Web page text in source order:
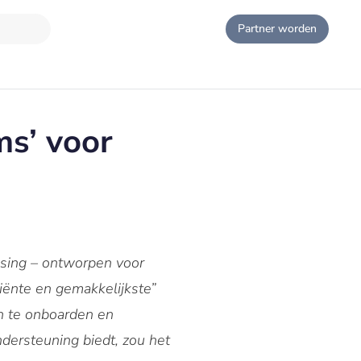
Partner worden
voor
– ontworpen voor
en gemakkelijkste”
te onboarden en
biedt, zou het